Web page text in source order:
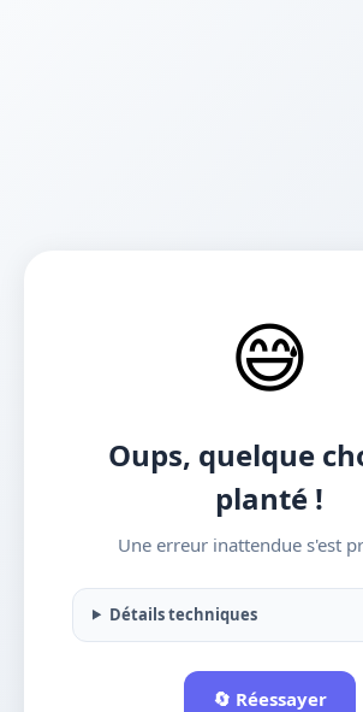
😅
Oups, quelque
planté !
Une erreur inattendue s'est
Détails techniques
🔄 Réessayer